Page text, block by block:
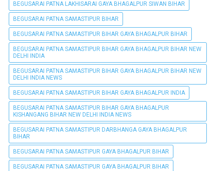
BEGUSARAI PATNA LAKHISARAI GAYA BHAGALPUR SIWAN BIHAR
BEGUSARAI PATNA SAMASTIPUR BIHAR
BEGUSARAI PATNA SAMASTIPUR BIHAR GAYA BHAGALPUR BIHAR
BEGUSARAI PATNA SAMASTIPUR BIHAR GAYA BHAGALPUR BIHAR NEW
DELHI INDIA
BEGUSARAI PATNA SAMASTIPUR BIHAR GAYA BHAGALPUR BIHAR NEW
DELHI INDIA NEWS
BEGUSARAI PATNA SAMASTIPUR BIHAR GAYA BHAGALPUR INDIA
BEGUSARAI PATNA SAMASTIPUR BIHAR GAYA BHAGALPUR
KISHANGANG BIHAR NEW DELHI INDIA NEWS
BEGUSARAI PATNA SAMASTIPUR DARBHANGA GAYA BHAGALPUR
BIHAR
BEGUSARAI PATNA SAMASTIPUR GAYA BHAGALPUR BIHAR
BEGUSARAI PATNA SAMASTIPUR GAYA BHAGALPUR BIHAR